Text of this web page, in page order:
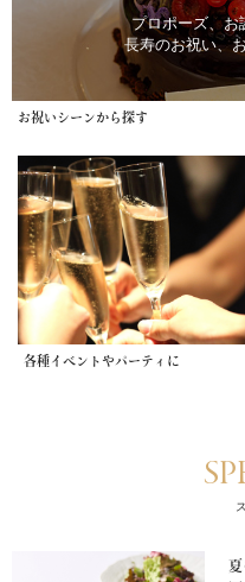
プロポーズ、お
長寿のお祝い、
お祝いシーンから探す
各種イベントやパーティに